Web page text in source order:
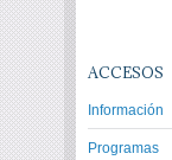
ACCESOS
Información
Programas